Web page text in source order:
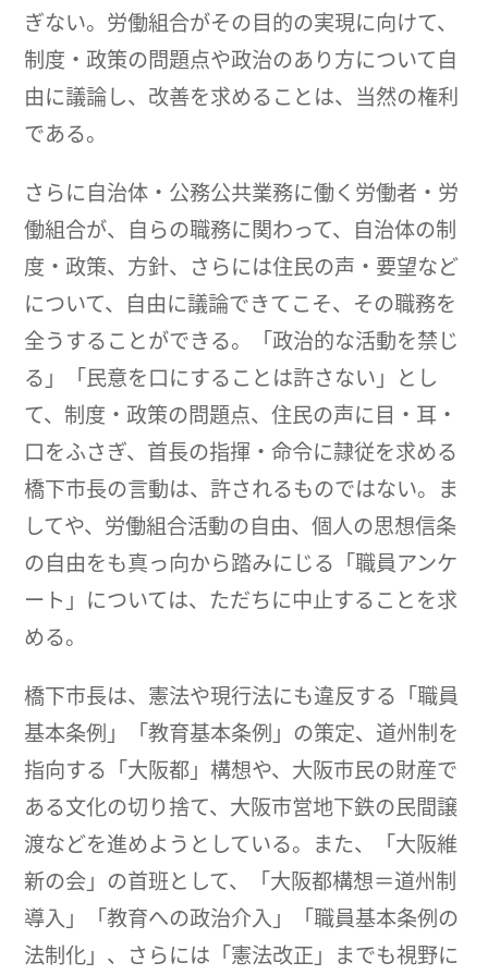
ぎない。労働組合がその目的の実現に向けて、
制度・政策の問題点や政治のあり方について自
由に議論し、改善を求めることは、当然の権利
である。
さらに自治体・公務公共業務に働く労働者・労
働組合が、自らの職務に関わって、自治体の制
度・政策、方針、さらには住民の声・要望など
について、自由に議論できてこそ、その職務を
全うすることができる。「政治的な活動を禁じ
る」「民意を口にすることは許さない」とし
て、制度・政策の問題点、住民の声に目・耳・
口をふさぎ、首長の指揮・命令に隷従を求める
橋下市長の言動は、許されるものではない。ま
してや、労働組合活動の自由、個人の思想信条
の自由をも真っ向から踏みにじる「職員アンケ
ート」については、ただちに中止することを求
める。
橋下市長は、憲法や現行法にも違反する「職員
基本条例」「教育基本条例」の策定、道州制を
指向する「大阪都」構想や、大阪市民の財産で
ある文化の切り捨て、大阪市営地下鉄の民間譲
渡などを進めようとしている。また、「大阪維
新の会」の首班として、「大阪都構想＝道州制
導入」「教育への政治介入」「職員基本条例の
法制化」、さらには「憲法改正」までも視野に